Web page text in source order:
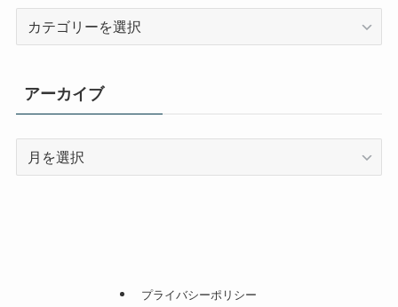
リ
ー
アーカイブ
プライバシーポリシー